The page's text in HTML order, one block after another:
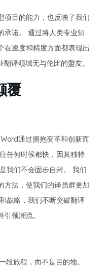
项目的能力，也反映了我们
承诺。 通过将人类专业知
在速度和精度方面都表现出
译领域无与伦比的盟友。
覆
通过拥抱变革和创新而
任何时候都快，因其独特
我们不会固步自封。 我们
方法，使我们的译员群更加
战略，我们不断突破翻译
领潮流。
旅程，而不是目的地。